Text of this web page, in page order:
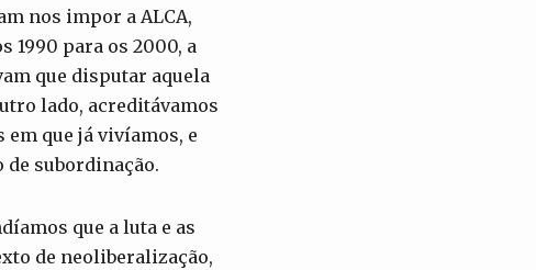
nos impor a ALCA,
1990 para os 2000, a
que disputar aquela
lado, acreditávamos
que já vivíamos, e
subordinação.
que a luta e as
de neoliberalização,